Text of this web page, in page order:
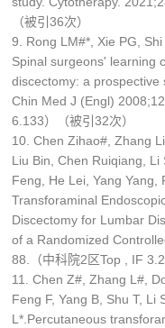
（被引36次）
9. Rong LM#*, Xie PG,
Spinal surgeons' learning
discectomy: a prospective
Chin Med J (Engl)
6.133）（被引32次）
10. Chen Zihao#, Zhang
Liu Bin, Chen Ruiqiang,
Feng, He Lei, Yang Yang,
Transforaminal
Discectomy for Lumbar
of a Randomized
88.（中科院2区Top , IF
11. Chen Z#, Zhang L#,
Feng F, Yang B, Shu T, Li
L*.Percutaneous